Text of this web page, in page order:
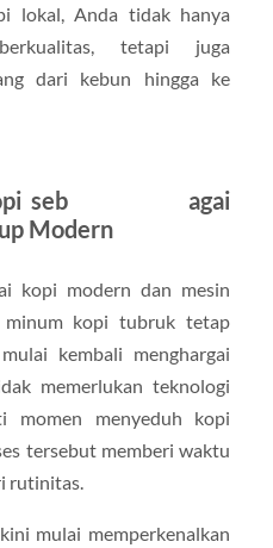
lokal, Anda tidak hanya
tetapi juga
dari kebun hingga ke
Ngopi seb agai
Modern
kopi modern dan mesin
minum kopi tubruk tetap
kembali menghargai
memerlukan teknologi
momen menyeduh kopi
tersebut memberi waktu
rutinitas.
mulai memperkenalkan